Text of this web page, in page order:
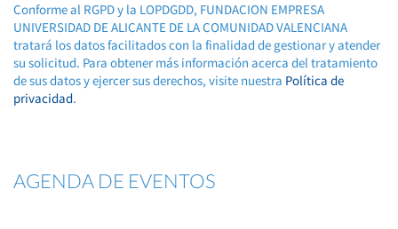
Conforme al RGPD y la LOPDGDD, FUNDACION EMPRESA
UNIVERSIDAD DE ALICANTE DE LA COMUNIDAD VALENCIANA
tratará los datos facilitados con la finalidad de gestionar y atender
su solicitud. Para obtener más información acerca del tratamiento
de sus datos y ejercer sus derechos, visite nuestra Política de
privacidad.
AGENDA DE EVENTOS